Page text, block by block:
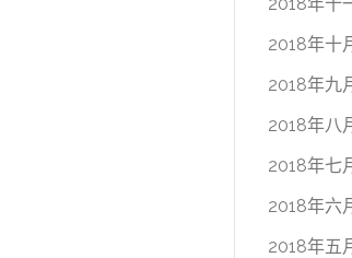
2018年十
2018年九
2018年八
2018年七
2018年六
2018年五